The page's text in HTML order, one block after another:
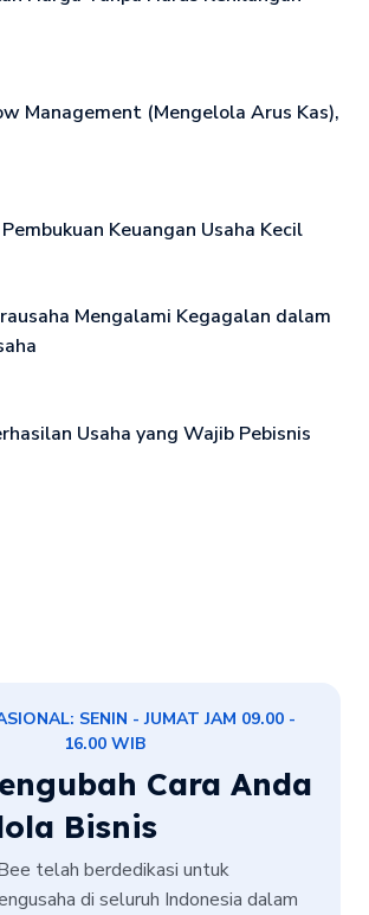
Management (Mengelola Arus Kas),
Keuangan Usaha Kecil
Mengalami Kegagalan dalam
Usaha yang Wajib Pebisnis
SENIN - JUMAT JAM 09.00 -
16.00 WIB
Cara Anda
Bisnis
telah berdedikasi untuk
di seluruh Indonesia dalam